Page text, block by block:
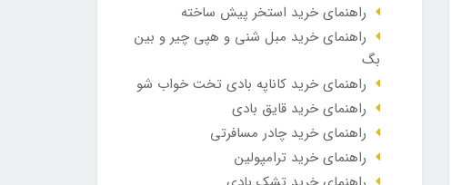
راهنمای خرید استخر پیش ساخته
راهنمای خرید مبل شنی و هپی چیر و بین
بگ
راهنمای خرید کاناپه بادی تخت خواب شو
راهنمای خرید قایق بادی
راهنمای خرید چادر مسافرتی
راهنمای خرید ترامپولین